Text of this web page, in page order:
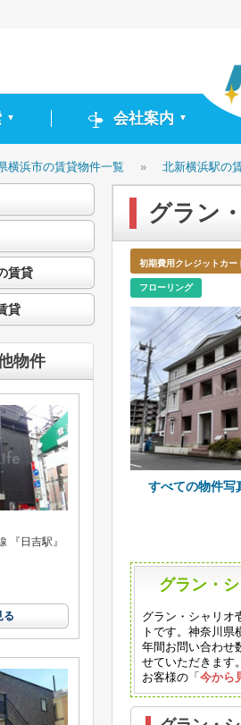
▼ 会社案内 ▼
横浜市の賃貸物件一覧 » 北新横浜駅の
グラン
初期費用クレジットカー
フローリング
すべての物件写
グラン・
グラン・シャリオ
トです。神奈川
年間お問い合わせ
せていただきます。
お客様の「今から
賃貸
貸
物件
『日吉駅』
る